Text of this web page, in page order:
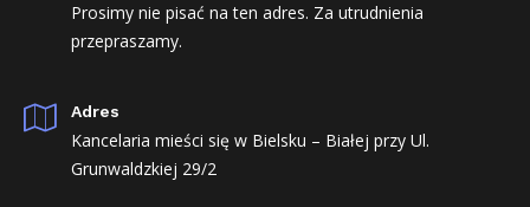
Prosimy nie pisać na ten adres. Za utrudnienia
przepraszamy.
Adres
Kancelaria mieści się w Bielsku – Białej przy Ul.
Grunwaldzkiej 29/2